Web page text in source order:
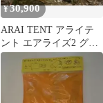
¥30,900
ARAI TENT アライテ
ント エアライズ2 グリ
ーン2人用